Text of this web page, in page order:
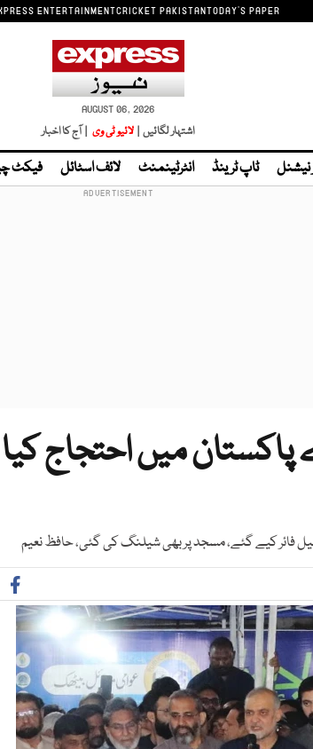
ENTERTAINMENTCRICKET PAKISTANTODAY'S PAPER
AUGUST 06, 2026
اشتہار لگائیں | لائیو ٹی وی | آج کا اخبار
نیشنل ٹاپ ٹرینڈ انٹرٹینمنٹ لائف اسٹائل فیکٹ
میں احتجاج
شیل فائر کیے گئے، مسجد پربھی شیلنگ کی گئی، حافظ نعیم